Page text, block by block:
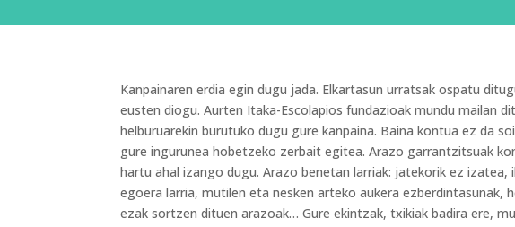
Kanpainaren erdia egin dugu jada. Elkartasun urratsak ospatu
eusten diogu. Aurten Itaka-Escolapios fundazioak mundu mailan
helburuarekin burutuko dugu gure kanpaina. Baina kontua ez da
gure ingurunea hobetzeko zerbait egitea. Arazo garrantzitsuak
hartu ahal izango dugu. Arazo benetan larriak: jatekorik ez
egoera larria, mutilen eta nesken arteko aukera
ezak sortzen dituen arazoak… Gure ekintzak, txikiak badira ere,